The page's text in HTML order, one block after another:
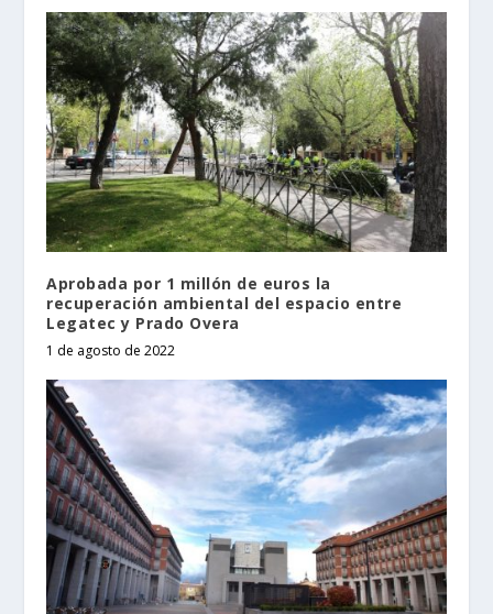
Aprobada por 1 millón de euros la
recuperación ambiental del espacio entre
Legatec y Prado Overa
1 de agosto de 2022